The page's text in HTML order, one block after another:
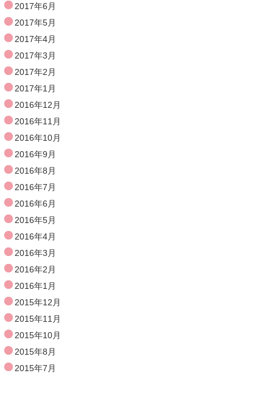
2017年6月
2017年5月
2017年4月
2017年3月
2017年2月
2017年1月
2016年12月
2016年11月
2016年10月
2016年9月
2016年8月
2016年7月
2016年6月
2016年5月
2016年4月
2016年3月
2016年2月
2016年1月
2015年12月
2015年11月
2015年10月
2015年8月
2015年7月